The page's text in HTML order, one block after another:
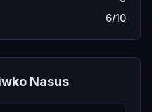
6/10
Nasus